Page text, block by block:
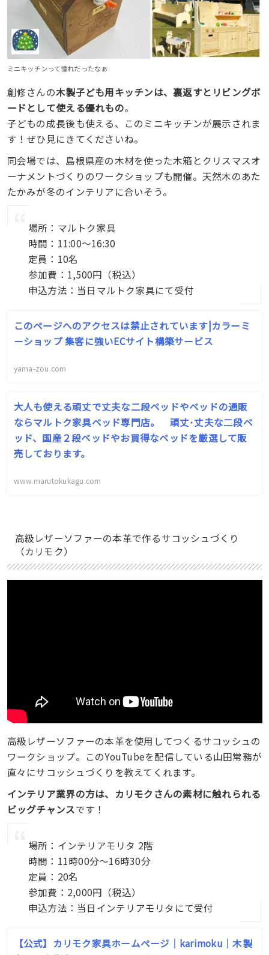
ミニキッチンって憧れだったなぁ
創修さんの木製子ども用キッチンは、裏返すとリビングボ
ードとして使える優れもの。
子どもの成長後も使える、このミニキッチンが展示されま
す！ぜひ見にきてくださいね。
同会場では、島根県産の木材を使った木箱とクリスマスオ
ーナメントづくりのワークショップも開催。天然木のあた
たかみが冬のインテリアに合いそう。
場所：マルトク家具
時間：11:00〜16:30
定員：10名
参加費：1,500円（税込）
申込方法：当日マルトク家具にて受付
このページへのアクセスは禁止されています|カラーミ
ーショップ 集客に強いECサイト構築サービス
yama-zou.com
大人も使える頑丈で丈夫な二段ベッドやベッドの通販
ならマルトク家具ベッド専門店。 頑丈･丈夫な二段ベ
ッド、国産２段ベッドやお買得なベッドを厳選して販
売しております。
www.marutokukagu.com
高級レザーソファーの本革で作るサコッシュづくり
（カリモク）
高級レザーソファーの本革を使用してつくるサコッシュの
ワークショップ。このYouTubeを配信している山田常務が
直々にサコッシュづくりを教えてくれます。
インテリア業界の方は、カリモクさんの素材に触れられる
ビッグチャンスです！
場所：インテリアモリタ 2階
時間：11時00分〜16時30分
定員：20名
参加費：2,000円（税込）
申込方法：当日インテリアモリタにて受付
【公式】カリモク家具ホームページ｜karimoku｜木製